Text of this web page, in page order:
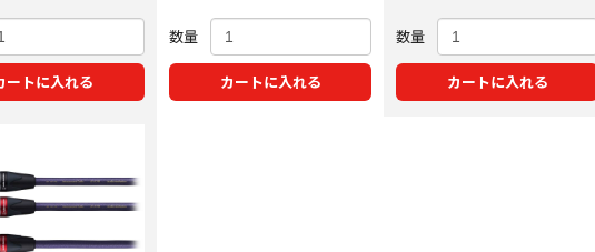
ートに入れる
数量
カートに入れる
数量
カートに入れる